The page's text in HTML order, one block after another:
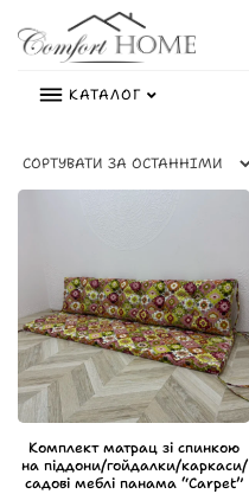
КАТАЛОГ
Комплект матрац зі спинкою
на піддони/гойдалки/каркаси/
садові меблі панама “Carpet”